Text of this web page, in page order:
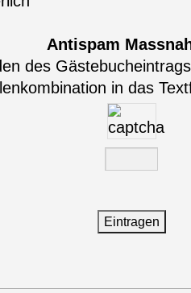
Antispam
des
in das